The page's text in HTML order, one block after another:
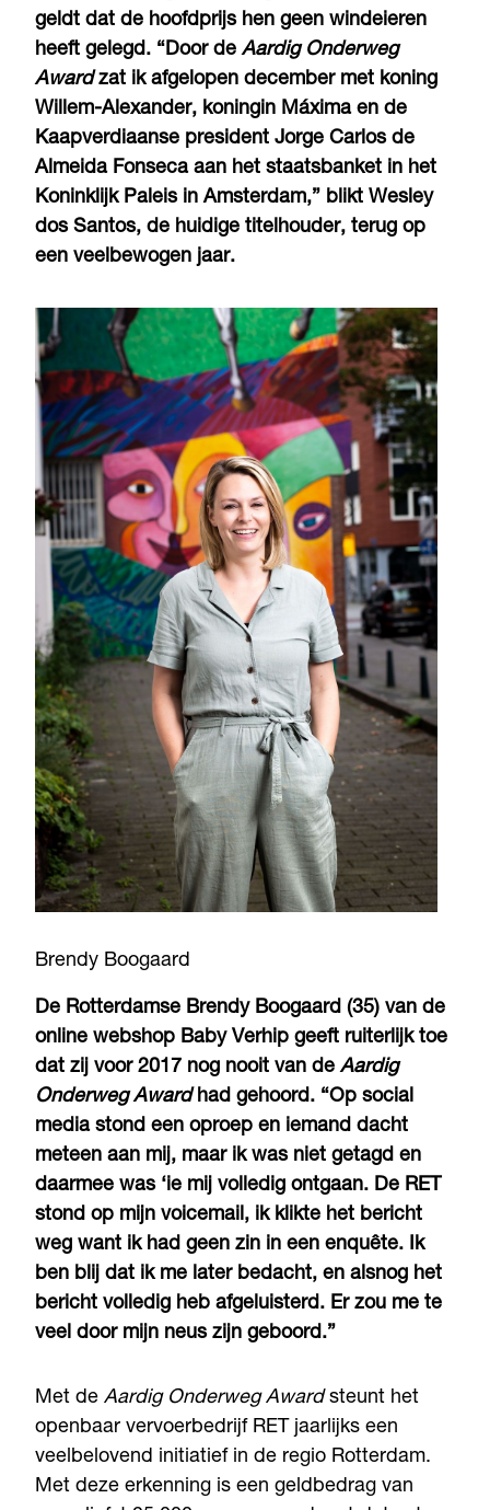
geldt dat de hoofdprijs hen geen windeieren
heeft gelegd. “Door deAardig Onderweg
Awardzat ik afgelopen december met koning
Willem-Alexander, koningin Máxima en de
Kaapverdiaanse president Jorge Carlos de
Almeida Fonseca aan het staatsbanket in het
Koninklijk Paleis in Amsterdam,” blikt Wesley
dos Santos, de huidige titelhouder, terug op
een veelbewogen jaar.
Brendy Boogaard
De Rotterdamse Brendy Boogaard (35) van de
online webshop Baby Verhip geeft ruiterlijk toe
dat zij voor 2017 nog nooit van deAardig
Onderweg Awardhad gehoord. “Op social
media stond een oproep en iemand dacht
meteen aan mij, maar ik was niet getagd en
daarmee was ‘ie mij volledig ontgaan. De RET
stond op mijn voicemail, ik klikte het bericht
weg want ik had geen zin in een enquête. Ik
ben blij dat ik me later bedacht, en alsnog het
bericht volledig heb afgeluisterd. Er zou me te
veel door mijn neus zijn geboord.”
Met de Aardig Onderweg Awardsteunt het
openbaar vervoerbedrijf RET jaarlijks een
veelbelovend initiatief in de regio Rotterdam.
Met deze erkenning is een geldbedrag van